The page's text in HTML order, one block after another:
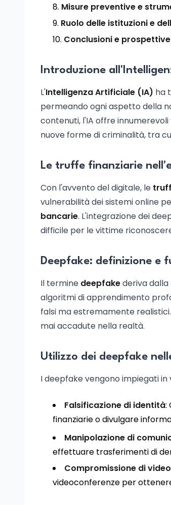
Misure preventive e
Ruolo delle istituzioni e
Conclusioni e
Introduzione
L'Intelligenza Artificiale (IA) ha
permeando ogni aspetto della
contenuti, l'IA offre
nuove forme di criminalità, tra
Le truffe finanziarie
Con l'avvento del digitale, le
vulnerabilità dei sistemi online
bancarie. L'integrazione dei
difficile per le vittime
Deepfake: definizione e
Il termine deepfakederiva dalla
algoritmi di apprendimento
falsi ma estremamente
mai accadute nella realtà.
Utilizzo dei deepfake
I deepfake vengono impiegati
Falsificazione di identità:
finanziarie o divulgare
Manipolazione di
effettuare trasferimenti di
Compromissione di
videoconferenze per